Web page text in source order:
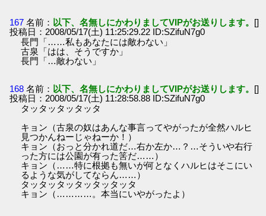
167 名前： 以下、名無しにかわりましてVIPがお送りします。 []
投稿日：2008/05/17(土) 11:25:29.22 ID:SZifuN7g0
長門「……私もあなたには敵わない」
古泉「はは、そうですか」
長門「…敵わない」
168 名前： 以下、名無しにかわりましてVIPがお送りします。 []
投稿日：2008/05/17(土) 11:28:58.88 ID:SZifuN7g0
タッタッタッタッタ
キョン（古泉の奴はあんな事言ってやがったが全然ハルヒ
見つかんねーじゃねーか！）
キョン（おっと分かれ道だ…右か左か…？…そういや右行
った方には公園が有った筈だ……）
キョン（……特に根拠も無いが何となくハルヒはそこにい
るような気がしてならん……）
タッタッタッタッタッタッタ
キョン（…………。本当にいやがったよ）